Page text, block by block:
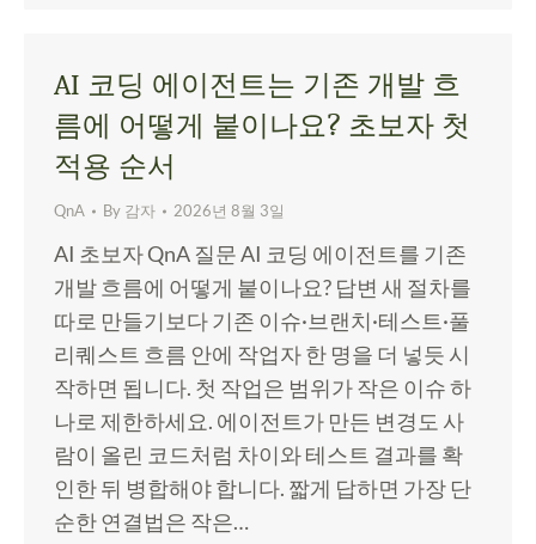
AI 코딩 에이전트는 기존 개발 흐
름에 어떻게 붙이나요? 초보자 첫
적용 순서
QnA By 감자 2026년 8월 3일
AI 초보자 QnA 질문 AI 코딩 에이전트를 기존
개발 흐름에 어떻게 붙이나요? 답변 새 절차를
따로 만들기보다 기존 이슈·브랜치·테스트·풀
리퀘스트 흐름 안에 작업자 한 명을 더 넣듯 시
작하면 됩니다. 첫 작업은 범위가 작은 이슈 하
나로 제한하세요. 에이전트가 만든 변경도 사
람이 올린 코드처럼 차이와 테스트 결과를 확
인한 뒤 병합해야 합니다. 짧게 답하면 가장 단
순한 연결법은 작은…